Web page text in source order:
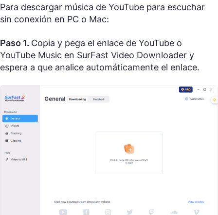
Para descargar música de YouTube para escuchar
sin conexión en PC o Mac:
Paso 1. Copia y pega el enlace de YouTube o
YouTube Music en SurFast Video Downloader y
espera a que analice automáticamente el enlace.